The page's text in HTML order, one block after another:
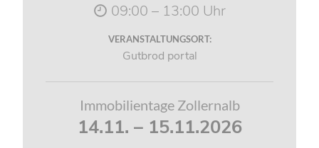
09:00 – 13:00 Uhr
VERANSTALTUNGSORT:
Gutbrod portal
Immobilientage Zollernalb
14.11. – 15.11.2026